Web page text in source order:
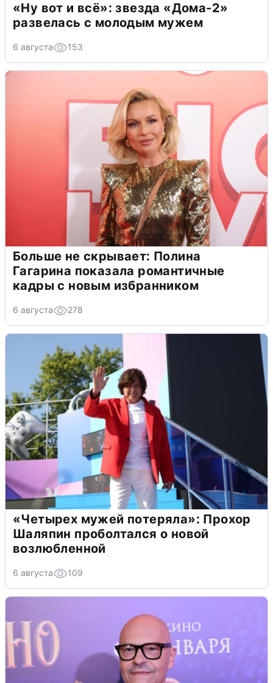
«Ну вот и всё»: звезда «Дома-2»
развелась с молодым мужем
6 августа 153
Больше не скрывает: Полина
Гагарина показала романтичные
кадры с новым избранником
6 августа 278
«Четырех мужей потеряла»: Прохор
Шаляпин проболтался о новой
возлюбленной
6 августа 109